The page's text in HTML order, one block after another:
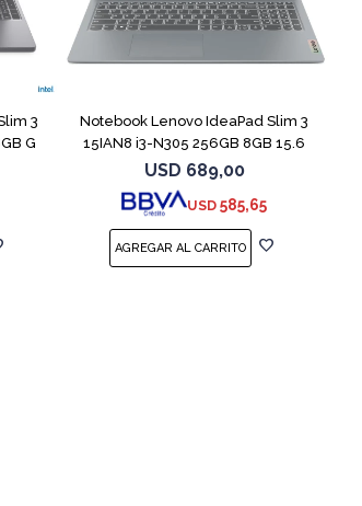
3
G
Notebook Lenovo IdeaPad Slim 3
15IAN8 i3-N305 256GB 8GB 15.6
USD 689,00
USD 585,65